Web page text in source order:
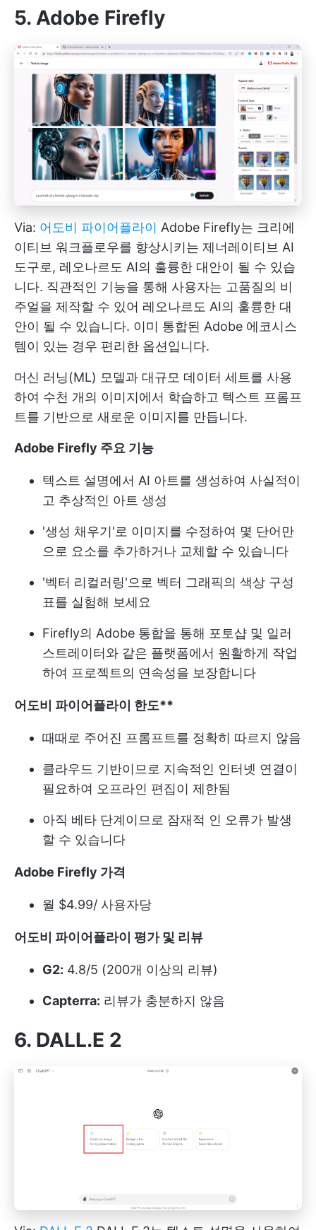
5. Adobe Firefly
Via: 어도비 파이어플라이 Adobe Firefly는 크리에
이티브 워크플로우를 향상시키는 제너레이티브 AI
도구로, 레오나르도 AI의 훌륭한 대안이 될 수 있습
니다. 직관적인 기능을 통해 사용자는 고품질의 비
주얼을 제작할 수 있어 레오나르도 AI의 훌륭한 대
안이 될 수 있습니다. 이미 통합된 Adobe 에코시스
템이 있는 경우 편리한 옵션입니다.
머신 러닝(ML) 모델과 대규모 데이터 세트를 사용
하여 수천 개의 이미지에서 학습하고 텍스트 프롬프
트를 기반으로 새로운 이미지를 만듭니다.
Adobe Firefly 주요 기능
텍스트 설명에서 AI 아트를 생성하여 사실적이
고 추상적인 아트 생성
'생성 채우기'로 이미지를 수정하여 몇 단어만
으로 요소를 추가하거나 교체할 수 있습니다
'벡터 리컬러링'으로 벡터 그래픽의 색상 구성
표를 실험해 보세요
Firefly의 Adobe 통합을 통해 포토샵 및 일러
스트레이터와 같은 플랫폼에서 원활하게 작업
하여 프로젝트의 연속성을 보장합니다
어도비 파이어플라이 한도**
때때로 주어진 프롬프트를 정확히 따르지 않음
클라우드 기반이므로 지속적인 인터넷 연결이
필요하여 오프라인 편집이 제한됨
아직 베타 단계이므로 잠재적 인 오류가 발생
할 수 있습니다
Adobe Firefly 가격
월 $4.99/ 사용자당
어도비 파이어플라이 평가 및 리뷰
G2: 4.8/5 (200개 이상의 리뷰)
Capterra: 리뷰가 충분하지 않음
6. DALL.E 2